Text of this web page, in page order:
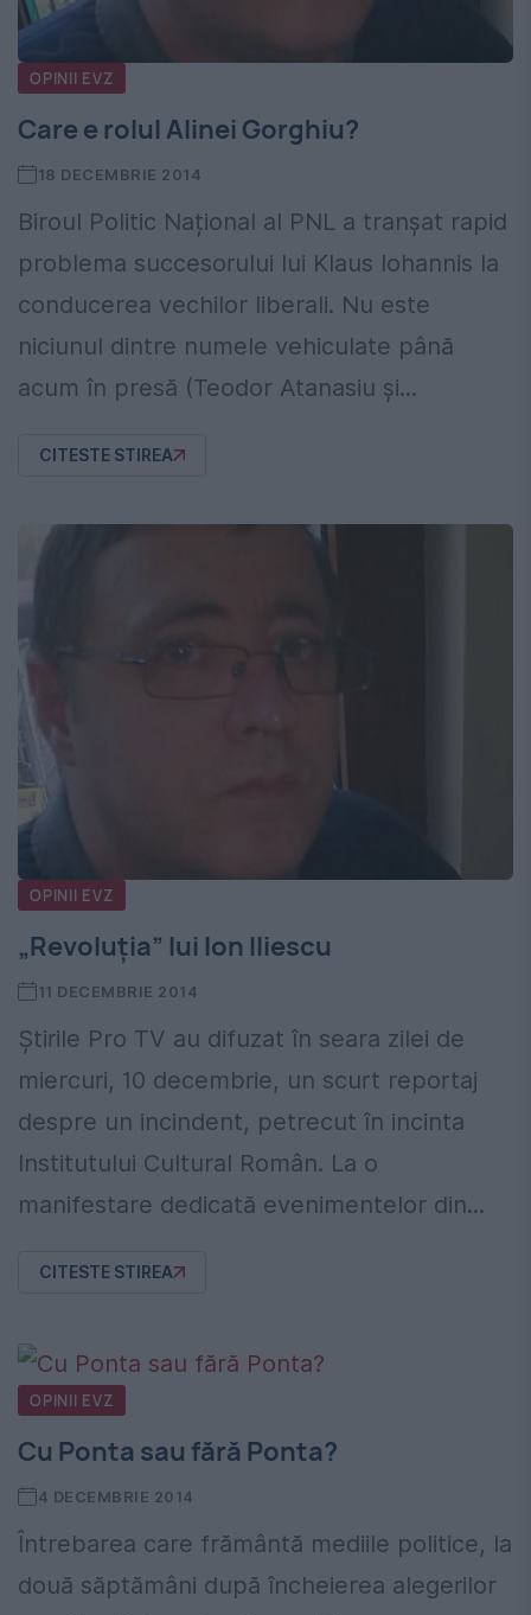
OPINII EVZ
Care e rolul Alinei Gorghiu?
18 DECEMBRIE 2014
Biroul Politic Național al PNL a tranșat rapid
problema succesorului lui Klaus Iohannis la
conducerea vechilor liberali. Nu este
niciunul dintre numele vehiculate până
acum în presă (Teodor Atanasiu și...
CITESTE STIREA
OPINII EVZ
„Revoluția” lui Ion Iliescu
11 DECEMBRIE 2014
Știrile Pro TV au difuzat în seara zilei de
miercuri, 10 decembrie, un scurt reportaj
despre un incindent, petrecut în incinta
Institutului Cultural Român. La o
manifestare dedicată evenimentelor din...
CITESTE STIREA
OPINII EVZ
Cu Ponta sau fără Ponta?
4 DECEMBRIE 2014
Întrebarea care frământă mediile politice, la
două săptămâni după încheierea alegerilor